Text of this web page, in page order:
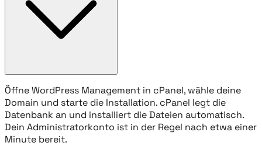
Öffne WordPress Management in cPanel, wähle deine
Domain und starte die Installation. cPanel legt die
Datenbank an und installiert die Dateien automatisch.
Dein Administratorkonto ist in der Regel nach etwa einer
Minute bereit.